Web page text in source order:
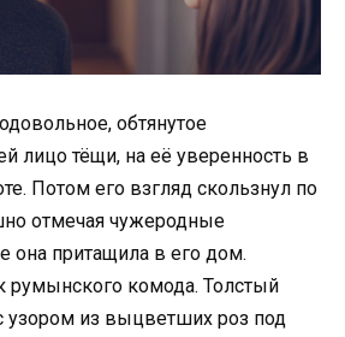
обтянутое
лицо тёщи, на её уверенность в
Потом его взгляд скользнул по
отмечая чужеродные
она притащила в его дом.
румынского комода. Толстый
узором из выцветших роз под